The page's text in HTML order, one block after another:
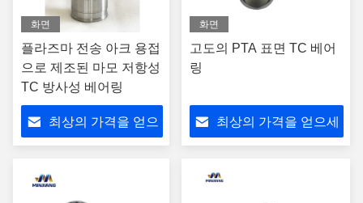
화면
플라즈마 전송 아크 용접
으로 제조된 마모 저항성
TC 방사성 베어링
최상의 가격을 얻으
화면
고도의 PTA 표면 TC 베어
링
최상의 가격을 얻으세